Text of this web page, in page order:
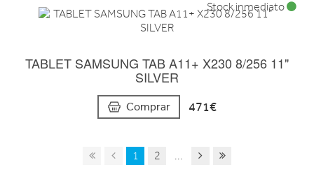
TABLET SAMSUNG TAB A11+ X230 8/256 11"
SILVER
Comprar 471€
Stock inmediato
1 2 ...